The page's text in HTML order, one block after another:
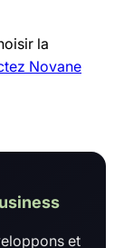
la
Novane
et